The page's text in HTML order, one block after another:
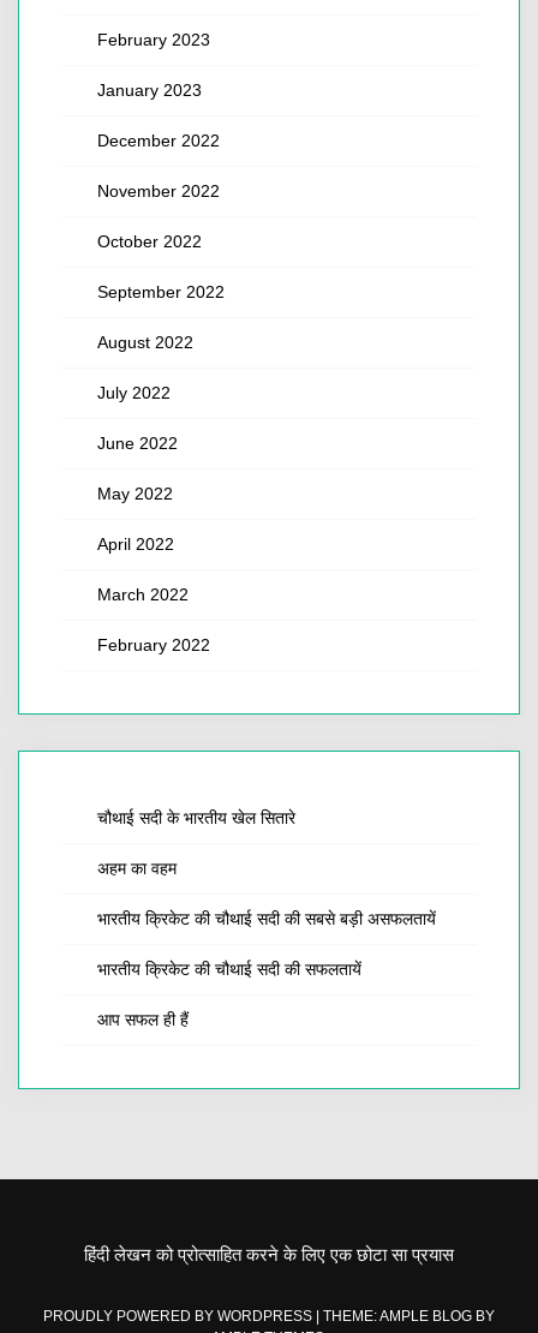
February 2023
January 2023
December 2022
November 2022
October 2022
September 2022
August 2022
July 2022
June 2022
May 2022
April 2022
March 2022
February 2022
चौथाई सदी के भारतीय खेल सितारे
अहम का वहम
भारतीय क्रिकेट की चौथाई सदी की सबसे बड़ी असफलतायें
भारतीय क्रिकेट की चौथाई सदी की सफलतायें
आप सफल ही हैं
हिंदी लेखन को प्रोत्साहित करने के लिए एक छोटा सा प्रयास
PROUDLY POWERED BY WORDPRESS
THEME: AMPLE BLOG BY